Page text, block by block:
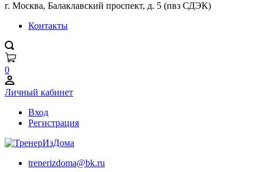
г. Москва, Балаклавский проспект, д. 5 (пвз СДЭК)
Контакты
0
Личный кабинет
Вход
Регистрация
trenerizdoma@bk.ru